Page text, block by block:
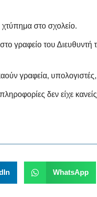
στο σχολείο.
γραφείο του
γραφεία,
δεν είχε
WhatsApp